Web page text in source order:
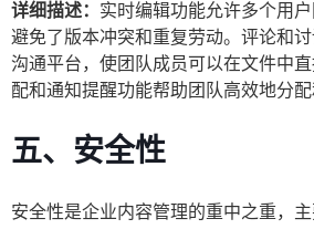
详细描述： 实时编辑功能允许多个用户
避免了版本冲突和重复劳动。评论和
沟通平台，使团队成员可以在文件中
配和通知提醒功能帮助团队高效地分配
五、安全性
安全性是企业内容管理的重中之重，主